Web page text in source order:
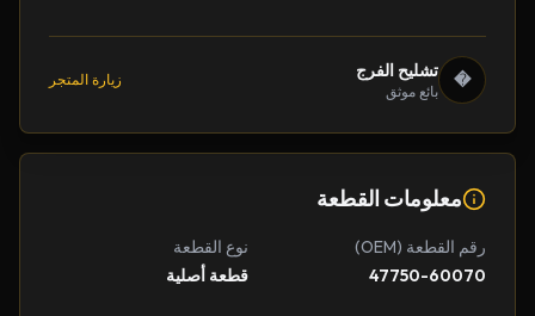
� تشليح الفرج
بائع موثق
زيارة المتجر
معلومات القطعة
رقم القطعة (OEM)
47750-60070
نوع القطعة
قطعة أصلية